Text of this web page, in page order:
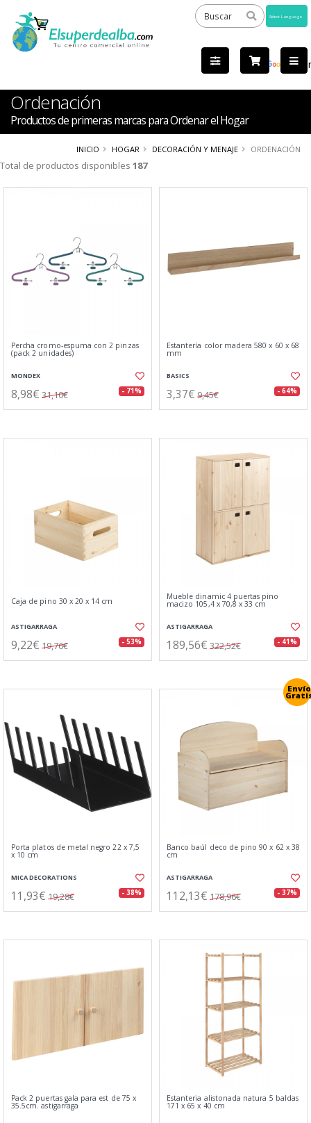
by
Ordenación
Productos de primeras marcas para Ordenar el Hogar
INICIO HOGAR DECORACIÓN Y MENAJE ORDENACIÓN
Total de productos disponibles 187
Percha cromo-espuma con 2 pinzas
(pack 2 unidades)
MONDEX
8,98€ 31,10€ - 71%
Estantería color madera 580 x 60 x 68
mm
BASICS
3,37€ 9,45€ - 64%
Caja de pino 30 x 20 x 14 cm
ASTIGARRAGA
9,22€ 19,76€ - 53%
Mueble dinamic 4 puertas pino
macizo 105,4 x 70,8 x 33 cm
ASTIGARRAGA
189,56€ 322,52€ - 41%
Porta platos de metal negro 22 x 7,5
x 10 cm
MICA DECORATIONS
11,93€ 19,28€ - 38%
Envío
Banco baúl deco de pino 90 x 62 x 38
cm
ASTIGARRAGA
112,13€ 178,96€ - 37%
Pack 2 puertas gala para est de 75 x
35.5cm. astigarraga
Estanteria alistonada natura 5 baldas
171 x 65 x 40 cm